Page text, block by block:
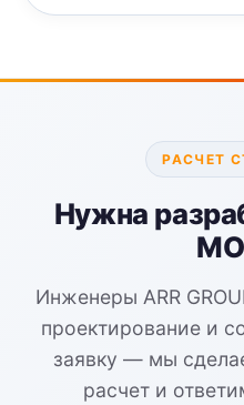
РАСЧЕТ
Нужна
Инженеры ARR
проектирование и
заявку — мы
расчет и